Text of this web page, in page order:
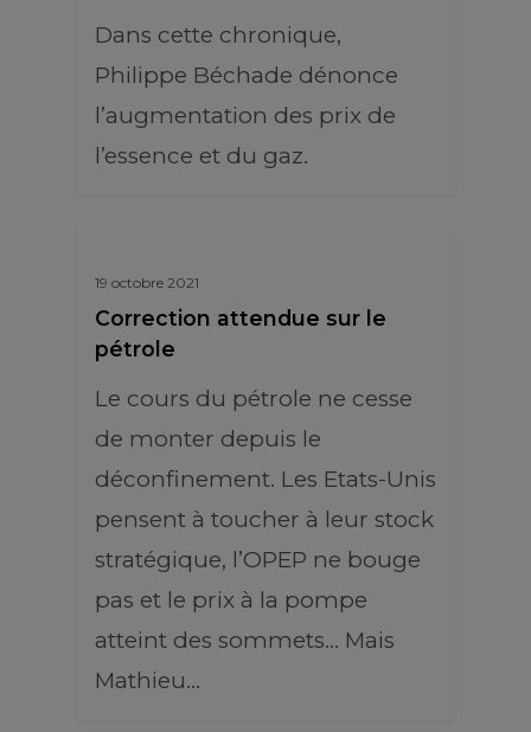
Dans cette chronique,
Philippe Béchade dénonce
l’augmentation des prix de
l’essence et du gaz.
19 octobre 2021
Correction attendue sur le
pétrole
Le cours du pétrole ne cesse
de monter depuis le
déconfinement. Les Etats-Unis
pensent à toucher à leur stock
stratégique, l’OPEP ne bouge
pas et le prix à la pompe
atteint des sommets… Mais
Mathieu…